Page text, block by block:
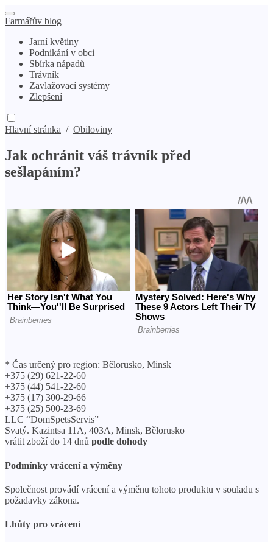
Farmářův blog
Jarní květiny
Podnikání v obci
Sbírka nápadů
Trávník
Zavlažovací systémy
Zlepšení
Hlavní stránka / Obiloviny
Jak ochránit váš trávník před
sešlapáním?
* Čas určený pro region: Bělorusko, Minsk
+375 (29) 621-22-60
+375 (44) 541-22-60
+375 (17) 300-29-66
+375 (25) 500-23-69
LLC “DomSpetsServis”
Svatý. Kazintsa 11A, 403A, Minsk, Bělorusko
vrátit zboží do 14 dnů podle dohody
Podmínky vrácení a výměny
Společnost provádí vrácení a výměnu tohoto produktu v souladu s
požadavky zákona.
Lhůty pro vrácení